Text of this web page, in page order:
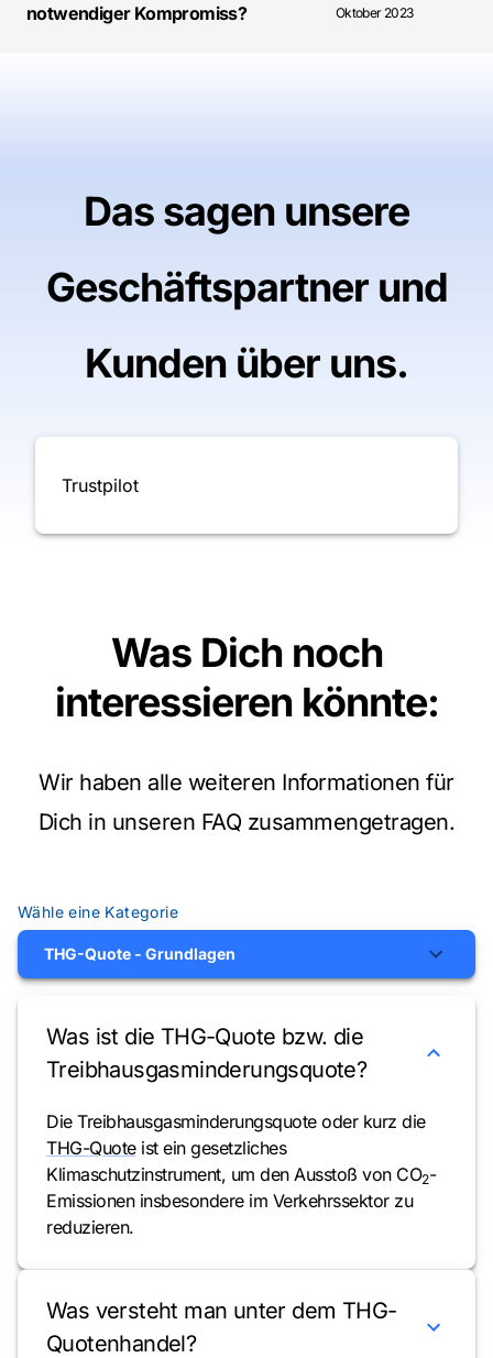
notwendiger Kompromiss? Oktober 2023
Das sagen unsere
Geschäftspartner und
Kunden über uns.
Trustpilot
Was Dich noch
interessieren könnte:
Wir haben alle weiteren Informationen für
Dich in unseren FAQ zusammengetragen.
Wähle eine Kategorie
THG-Quote - Grundlagen
Was ist die THG-Quote bzw. die
Treibhausgasminderungsquote?
Die Treibhausgasminderungsquote oder kurz die
THG-Quote ist ein gesetzliches
Klimaschutzinstrument, um den Ausstoß von CO2-
Emissionen insbesondere im Verkehrssektor zu
reduzieren.
Was versteht man unter dem THG-
Quotenhandel?